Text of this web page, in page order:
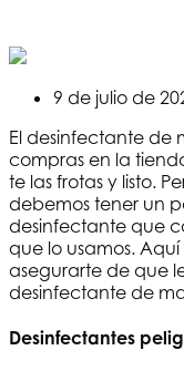
9 de julio de
El desinfectante de
compras en la
te las frotas y listo.
debemos tener un
desinfectante que
que lo usamos.
asegurarte de que
desinfectante de
Desinfectantes